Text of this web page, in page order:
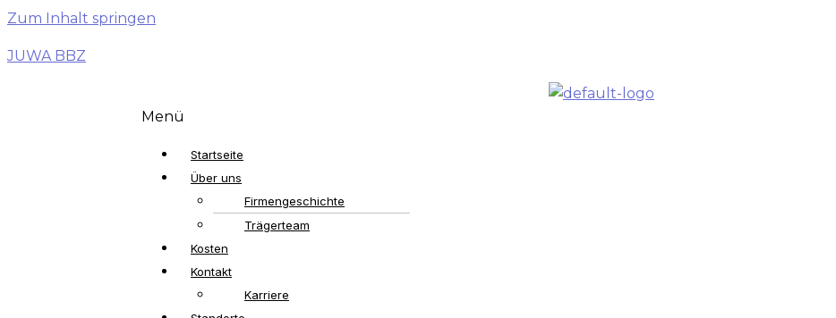
Zum Inhalt springen
JUWA BBZ
Menü
Startseite
Über uns
Firmengeschichte
Trägerteam
Kosten
Kontakt
Karriere